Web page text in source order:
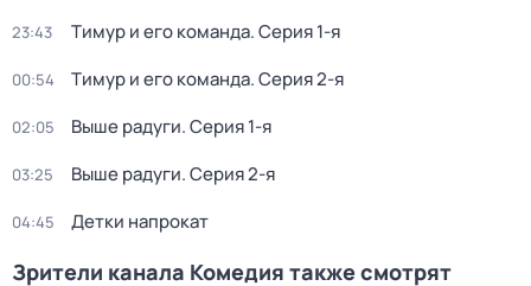
23:43 Тимур и его команда. Серия 1-я
00:54 Тимур и его команда. Серия 2-я
02:05 Выше радуги. Серия 1-я
03:25 Выше радуги. Серия 2-я
04:45 Детки напрокат
Зрители канала Комедия также смотрят